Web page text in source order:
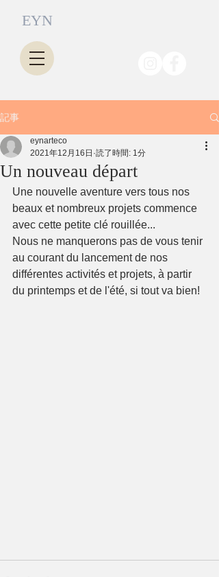
EYN
記事
Un nouveau départ
eynarteco
2021年12月16日 読了時間: 1分
Une nouvelle aventure vers tous nos
beaux et nombreux projets commence
avec cette petite clé rouillée...
Nous ne manquerons pas de vous tenir
au courant du lancement de nos
différentes activités et projets, à partir
du printemps et de l'été, si tout va bien!